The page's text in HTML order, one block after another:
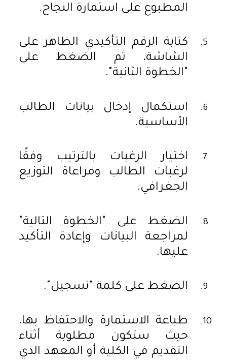
المطبوع على استمارة النجاح.
كتابة الرقم التأكيدي الظاهر على
الشاشة، ثم الضغط على
"الخطوة الثانية".
استكمال إدخال بيانات الطالب
الأساسية.
اختيار الرغبات بالترتيب وفقًا
لرغبات الطالب ومراعاة التوزيع
الجغرافي.
الضغط على "الخطوة التالية"
لمراجعة البيانات وإعادة التأكيد
عليها.
الضغط على كلمة "تسجيل".
طباعة الاستمارة والاحتفاظ بها،
حيث ستكون مطلوبة أثناء
التقديم في الكلية أو المعهد الذي